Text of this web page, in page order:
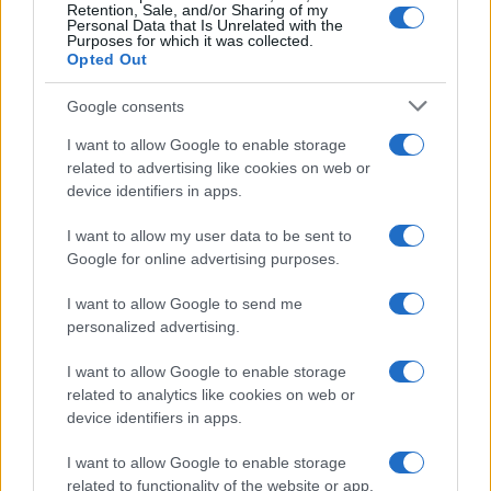
Retention, Sale, and/or Sharing of my
Personal Data that Is Unrelated with the
Purposes for which it was collected.
Opted Out
Google consents
I want to allow Google to enable storage
related to advertising like cookies on web or
device identifiers in apps.
I want to allow my user data to be sent to
Google for online advertising purposes.
I want to allow Google to send me
personalized advertising.
I want to allow Google to enable storage
related to analytics like cookies on web or
device identifiers in apps.
I want to allow Google to enable storage
related to functionality of the website or app.
Πηγή: ertnews